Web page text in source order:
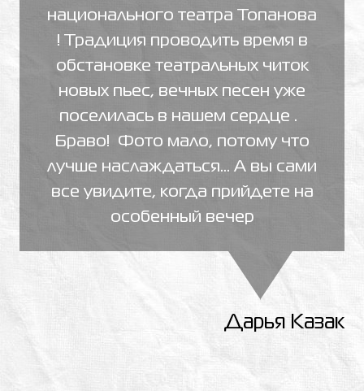
национального театра Топанова
! Традиция проводить время в
обстановке театральных читок
новых пьес, вечных песен уже
поселилась в нашем сердце .
Браво! Фото мало, потому что
лучше наслаждаться... А вы сами
все увидите, когда прийдете на
особенный вечер
Дарья Казак